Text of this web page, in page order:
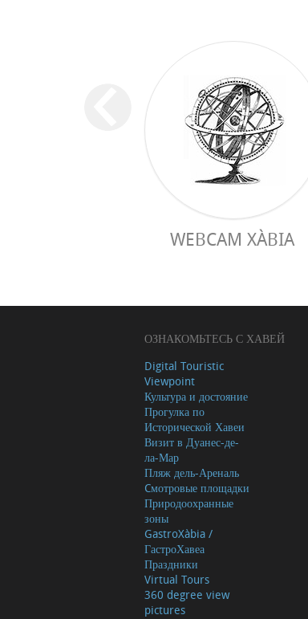
WEBCAM XÀBIA
ОЗНАКОМЬТЕСЬ С ХАВЕЙ
Digital Touristic
Viewpoint
Культура и достояние
Прогулка по
Исторической Хавеи
Визит в Дуанес-де-
ла-Мар
Пляж дель-Ареналь
Cмотровые площадки
Природоохранные
зоны
GastroXàbia /
ГастроХавеа
Праздники
Virtual Tours
360 degree view
pictures